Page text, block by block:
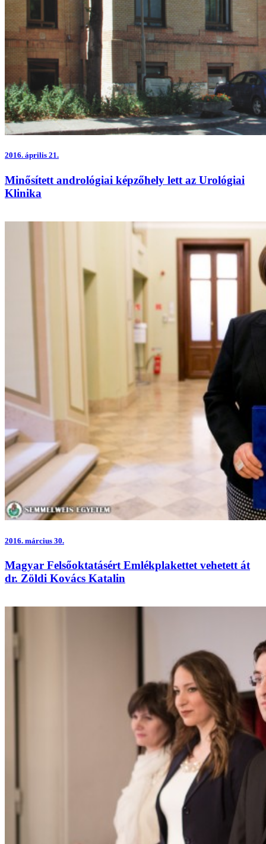
2016. április 21.
Minősített andrológiai képzőhely lett az Urológiai
Klinika
2016. március 30.
Magyar Felsőoktatásért Emlékplakettet vehetett át
dr. Zöldi Kovács Katalin